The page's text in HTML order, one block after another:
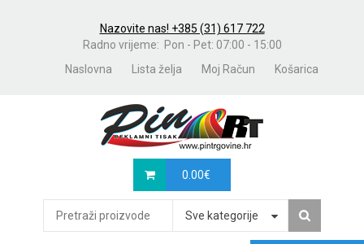
Nazovite nas! +385 (31) 617 722
Radno vrijeme: Pon - Pet: 07:00 - 15:00
Naslovna
Lista želja Moj Račun Košarica
0.00€
Sve kategorije